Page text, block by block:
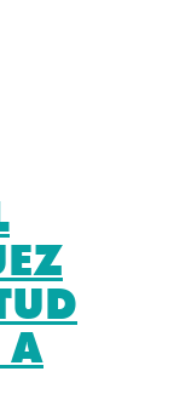
A